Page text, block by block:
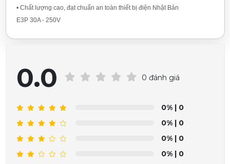
• Chất lượng cao, đạt chuẩn an toàn thiết bị điện Nhật Bản
E3P 30A - 250V
0.0 0 đánh giá
0% | 0
0% | 0
0% | 0
0% | 0